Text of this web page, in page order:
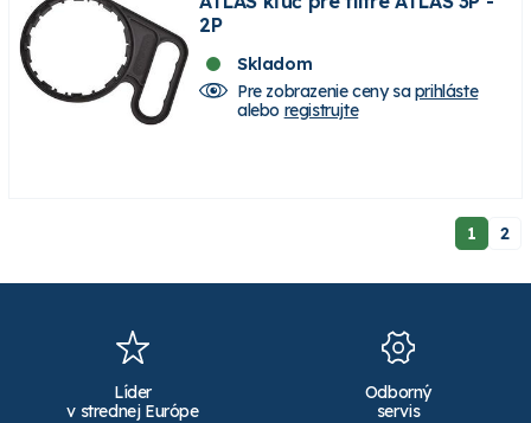
2P
Skladom
Pre zobrazenie ceny saprihláste
alebo registrujte
1 2
Líder
v strednej Európe
Odborný
servis